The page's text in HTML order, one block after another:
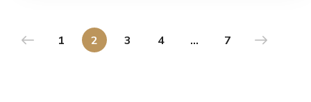
1 2 3 4 … 7